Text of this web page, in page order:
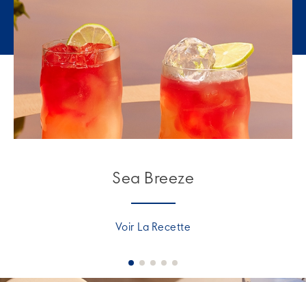
Sea Breeze
Voir La Recette